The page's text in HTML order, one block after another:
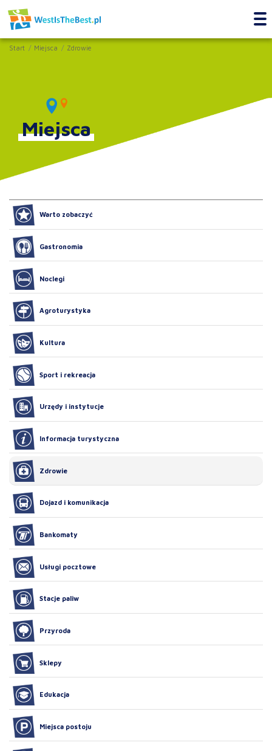
Start Miejsca Zdrowie
Miejsca
Warto zobaczyć
Gastronomia
Noclegi
Agroturystyka
Kultura
Sport i rekreacja
Urzędy i instytucje
Informacja turystyczna
Zdrowie
Dojazd i komunikacja
Bankomaty
Usługi pocztowe
Stacje paliw
Przyroda
Sklepy
Edukacja
Miejsca postoju